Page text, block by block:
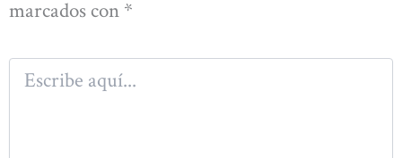
marcados con *
Escribe
aquí...